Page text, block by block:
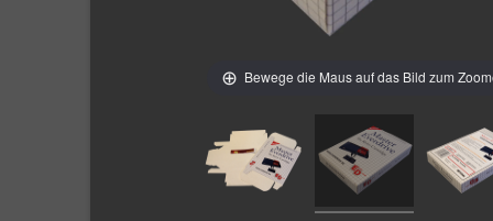
Bewege die Maus auf das Bild zum